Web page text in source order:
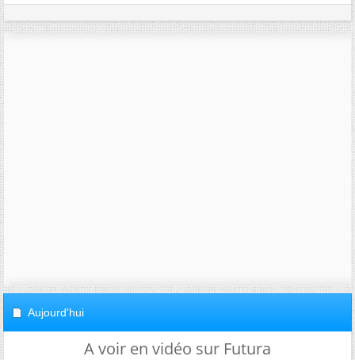
Aujourd'hui
A voir en vidéo sur Futura